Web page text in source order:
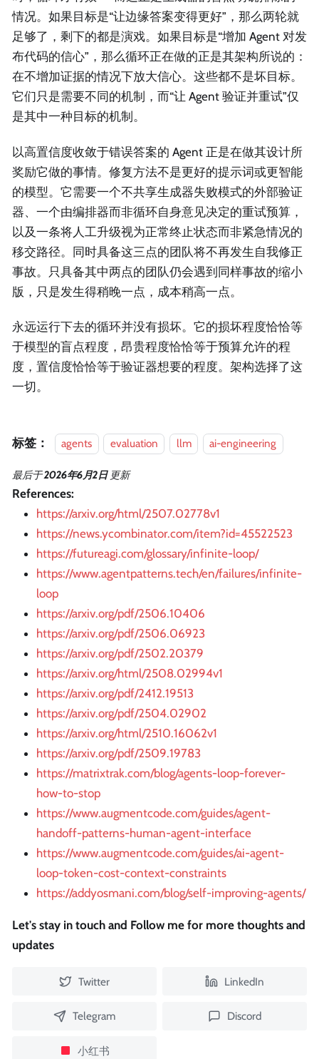
情况。如果目标是“让边缘答案变得更好”，那么两轮就
足够了，剩下的都是演戏。如果目标是“增加 Agent 对发
布代码的信心”，那么循环正在做的正是其架构所说的：
在不增加证据的情况下放大信心。这些都不是坏目标。
它们只是需要不同的机制，而“让 Agent 验证并重试”仅
是其中一种目标的机制。
以高置信度收敛于错误答案的 Agent 正是在做其设计所
奖励它做的事情。修复方法不是更好的提示词或更智能
的模型。它需要一个不共享生成器失败模式的外部验证
器、一个由编排器而非循环自身意见决定的重试预算，
以及一条将人工升级视为正常终止状态而非紧急情况的
移交路径。同时具备这三点的团队将不再发生自我修正
事故。只具备其中两点的团队仍会遇到同样事故的缩小
版，只是发生得稍晚一点，成本稍高一点。
永远运行下去的循环并没有损坏。它的损坏程度恰恰等
于模型的盲点程度，昂贵程度恰恰等于预算允许的程
度，置信度恰恰等于验证器想要的程度。架构选择了这
一切。
标签： agents evaluation llm ai-engineering
最后于2026年6月2日 更新
References:
https://arxiv.org/html/2507.02778v1
https://news.ycombinator.com/item?id=45522523
https://futureagi.com/glossary/infinite-loop/
https://www.agentpatterns.tech/en/failures/infinite-
loop
https://arxiv.org/pdf/2506.10406
https://arxiv.org/pdf/2506.06923
https://arxiv.org/pdf/2502.20379
https://arxiv.org/html/2508.02994v1
https://arxiv.org/pdf/2412.19513
https://arxiv.org/pdf/2504.02902
https://arxiv.org/html/2510.16062v1
https://arxiv.org/pdf/2509.19783
https://matrixtrak.com/blog/agents-loop-forever-
how-to-stop
https://www.augmentcode.com/guides/agent-
handoff-patterns-human-agent-interface
https://www.augmentcode.com/guides/ai-agent-
loop-token-cost-context-constraints
https://addyosmani.com/blog/self-improving-agents/
Let's stay in touch and Follow me for more thoughts and
updates
Twitter LinkedIn
Telegram Discord
小红书